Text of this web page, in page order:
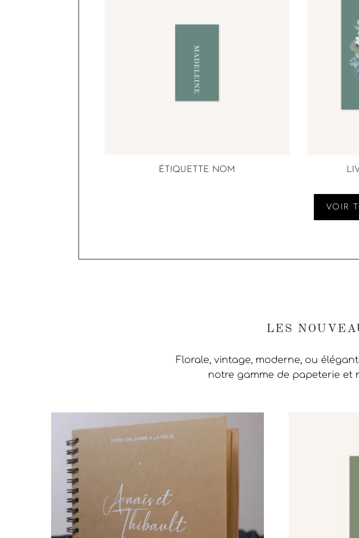
ÉTIQUETTE NOM
VOIR
LES
Florale, vintage, moderne, ou
notre gamme de papeterie et